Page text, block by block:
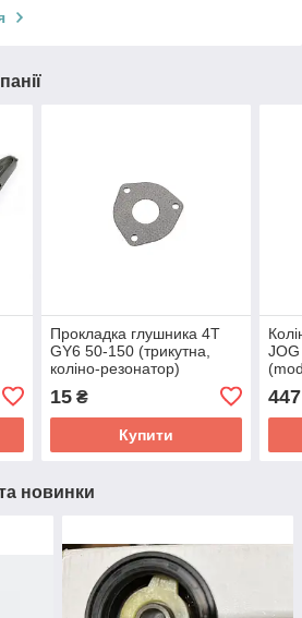
Прокладка глушника 4T
GY6 50-150 (трикутна,
коліно-резонатор)
15₴
Купити
447
новинки